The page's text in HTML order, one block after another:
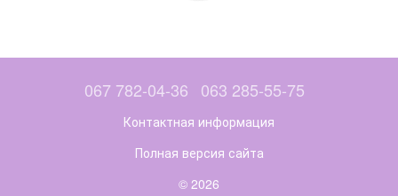
067 782-04-36 063 285-55-75
Контактная информация
Полная версия сайта
© 2026